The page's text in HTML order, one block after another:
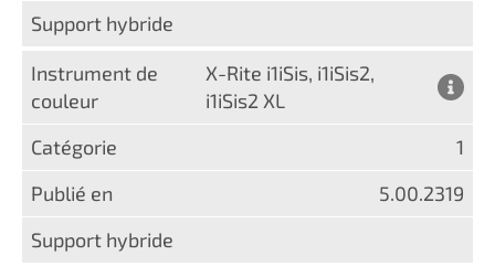
X-Rite i1iSis, i1iSis2,
i1iSis2 XL
1
5.00.2319